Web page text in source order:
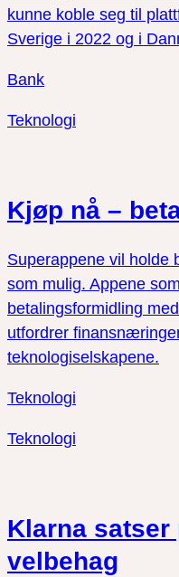
kunne koble seg til
Sverige i 2022 og i
Bank
Teknologi
Kjøp nå –
Superappene vil holde
som mulig. Appene
betalingsformidling
utfordrer
teknologiselskapene.
Teknologi
Teknologi
Klarna
velbehag